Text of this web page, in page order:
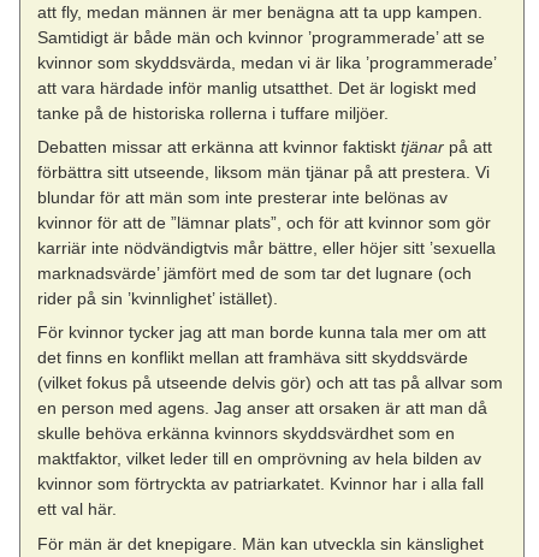
att fly, medan männen är mer benägna att ta upp kampen.
Samtidigt är både män och kvinnor ’programmerade’ att se
kvinnor som skyddsvärda, medan vi är lika ’programmerade’
att vara härdade inför manlig utsatthet. Det är logiskt med
tanke på de historiska rollerna i tuffare miljöer.
Debatten missar att erkänna att kvinnor faktiskttjänar på att
förbättra sitt utseende, liksom män tjänar på att prestera. Vi
blundar för att män som inte presterar inte belönas av
kvinnor för att de ”lämnar plats”, och för att kvinnor som gör
karriär inte nödvändigtvis mår bättre, eller höjer sitt ’sexuella
marknadsvärde’ jämfört med de som tar det lugnare (och
rider på sin ’kvinnlighet’ istället).
För kvinnor tycker jag att man borde kunna tala mer om att
det finns en konflikt mellan att framhäva sitt skyddsvärde
(vilket fokus på utseende delvis gör) och att tas på allvar som
en person med agens. Jag anser att orsaken är att man då
skulle behöva erkänna kvinnors skyddsvärdhet som en
maktfaktor, vilket leder till en omprövning av hela bilden av
kvinnor som förtryckta av patriarkatet. Kvinnor har i alla fall
ett val här.
För män är det knepigare. Män kan utveckla sin känslighet